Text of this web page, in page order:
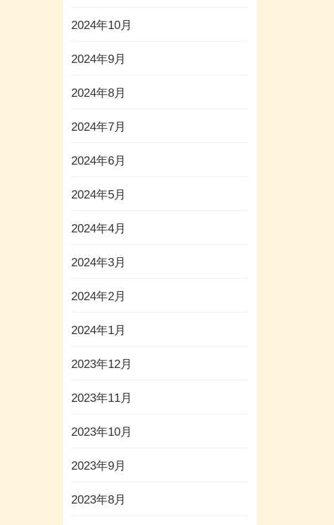
2024年10月
2024年9月
2024年8月
2024年7月
2024年6月
2024年5月
2024年4月
2024年3月
2024年2月
2024年1月
2023年12月
2023年11月
2023年10月
2023年9月
2023年8月